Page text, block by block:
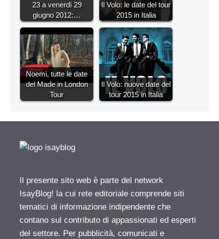
23 a venerdì 29
giugno 2012:…
Il Volo: le date del tour
2015 in Italia
Noemi, tutte le date
del Made in London
Tour
Il Volo: nuove date del
tour 2015 in Italia
Il presente sito web è parte del network
IsayBlog! la cui rete editoriale comprende siti
tematici di informazione indipendente che
contano sul contributo di appassionati ed esperti
del settore. Per pubblicità, comunicati e